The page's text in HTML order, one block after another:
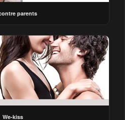
parents
We-kiss